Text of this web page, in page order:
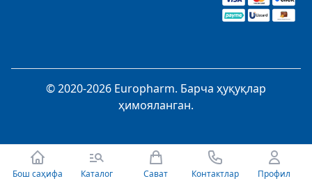
Бош саҳифа Каталог Сават Контактлар Профил
© 2020-2026 Europharm. Барча ҳуқуқлар
ҳимояланган.